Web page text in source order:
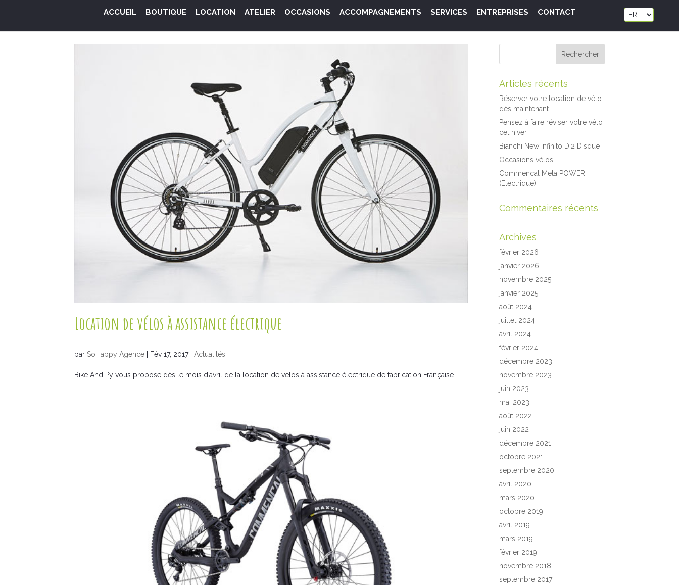
ACCUEIL BOUTIQUE LOCATION ATELIER OCCASIONS ACCOMPAGNEMENTS SERVICES ENTREPRISES CONTACT
Location de vélos à assistance électrique
par SoHappy Agence Fév 17, 2017| Actualités
Bike And Py vous propose dès le mois d’avril de la location de vélos à assistance électrique de fabrication Française.
Articles récents
Réserver votre location de vélo
dès maintenant
Pensez à faire réviser votre vélo
cet hiver
Bianchi New Infinito Di2 Disque
Occasions vélos
Commencal Meta POWER
(Electrique)
Commentaires récents
Archives
février 2026
janvier 2026
novembre 2025
janvier 2025
août 2024
juillet 2024
avril 2024
février 2024
décembre 2023
novembre 2023
juin 2023
mai 2023
août 2022
juin 2022
décembre 2021
octobre 2021
septembre 2020
avril 2020
mars 2020
octobre 2019
avril 2019
mars 2019
février 2019
novembre 2018
septembre 2017